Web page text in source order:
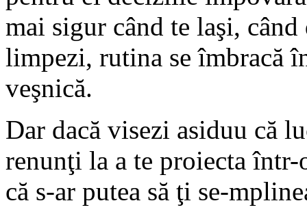
mai sigur când te laşi,
limpezi, rutina se îmbracă
veşnică.
Dar dacă visezi asiduu că
renunţi la a te proiecta
că s-ar putea să ţi se-